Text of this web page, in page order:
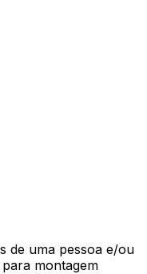
de uma pessoa e/ou
montagem